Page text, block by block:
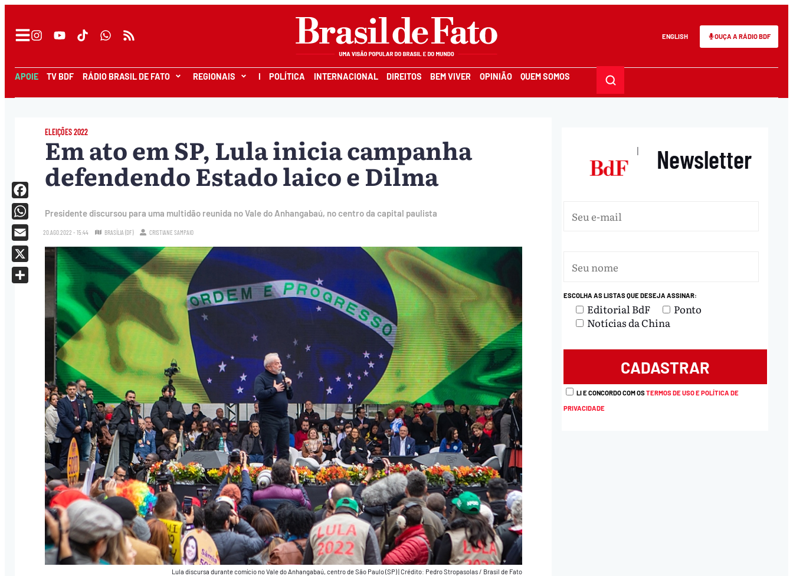
ENGLISH OUÇA A RÁDIO BDF
APOIE TV BDF RÁDIO BRASIL DE FATO REGIONAIS I POLÍTICA INTERNACIONAL DIREITOS BEM VIVER OPINIÃO QUEM SOMOS
ELEIÇÕES 2022
Em ato em SP, Lula inicia campanha
defendendo Estado laico e Dilma
Presidente discursou para uma multidão reunida no Vale do Anhangabaú, no centro da capital paulista
20.AGO.2022 - 15:44 BRASÍLIA (DF) CRISTIANE SAMPAIO
Lula discursa durante comício no Vale do Anhangabaú, centro de São Paulo (SP)|Crédito: Pedro Stropasolas / Brasil de Fato
Facebook
WhatsApp
Email
X
| Newsletter
ESCOLHA AS LISTAS QUE DESEJA ASSINAR:
Editorial BdF
Ponto
Notícias da China
LI E CONCORDO COM OSTERMOS DE USO E POLÍTICA DE
PRIVACIDADE